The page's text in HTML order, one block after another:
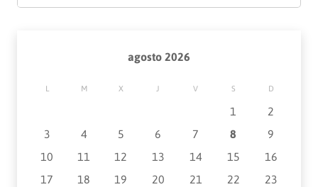
agosto 2026
L M X J V S D
1
2
3
4 5 6 7 8
9
10
11 12 13 14 15
16
17
18 19 20 21 22
23